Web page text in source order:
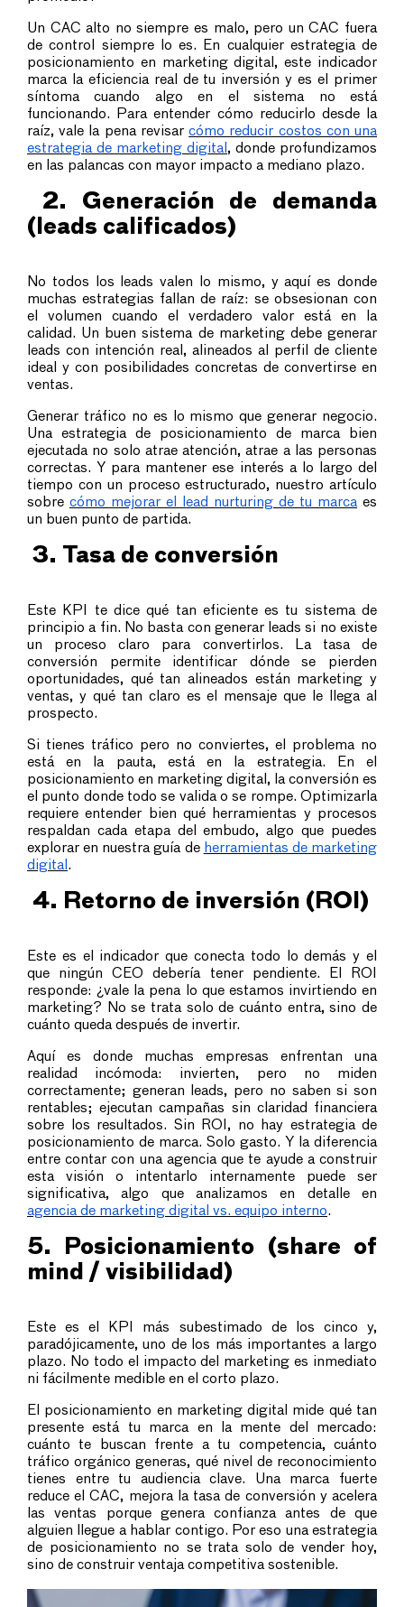
Un CAC alto no siempre es malo, pero un CAC fuera
de control siempre lo es. En cualquier estrategia de
posicionamiento en marketing digital, este indicador
marca la eficiencia real de tu inversión y es el primer
síntoma cuando algo en el sistema no está
funcionando. Para entender cómo reducirlo desde la
raíz, vale la pena revisar cómo reducir costos con una
estrategia de marketing digital, donde profundizamos
en las palancas con mayor impacto a mediano plazo.
2. Generación de demanda
(leads calificados)
No todos los leads valen lo mismo, y aquí es donde
muchas estrategias fallan de raíz: se obsesionan con
el volumen cuando el verdadero valor está en la
calidad. Un buen sistema de marketing debe generar
leads con intención real, alineados al perfil de cliente
ideal y con posibilidades concretas de convertirse en
ventas.
Generar tráfico no es lo mismo que generar negocio.
Una estrategia de posicionamiento de marca bien
ejecutada no solo atrae atención, atrae a las personas
correctas. Y para mantener ese interés a lo largo del
tiempo con un proceso estructurado, nuestro artículo
sobre cómo mejorar el lead nurturing de tu marcaes
un buen punto de partida.
3. Tasa de conversión
Este KPI te dice qué tan eficiente es tu sistema de
principio a fin. No basta con generar leads si no existe
un proceso claro para convertirlos. La tasa de
conversión permite identificar dónde se pierden
oportunidades, qué tan alineados están marketing y
ventas, y qué tan claro es el mensaje que le llega al
prospecto.
Si tienes tráfico pero no conviertes, el problema no
está en la pauta, está en la estrategia. En el
posicionamiento en marketing digital, la conversión es
el punto donde todo se valida o se rompe. Optimizarla
requiere entender bien qué herramientas y procesos
respaldan cada etapa del embudo, algo que puedes
explorar en nuestra guía de herramientas de marketing
digital.
4. Retorno de inversión (ROI)
Este es el indicador que conecta todo lo demás y el
que ningún CEO debería tener pendiente. El ROI
responde: ¿vale la pena lo que estamos invirtiendo en
marketing? No se trata solo de cuánto entra, sino de
cuánto queda después de invertir.
Aquí es donde muchas empresas enfrentan una
realidad incómoda: invierten, pero no miden
correctamente; generan leads, pero no saben si son
rentables; ejecutan campañas sin claridad financiera
sobre los resultados. Sin ROI, no hay estrategia de
posicionamiento de marca. Solo gasto. Y la diferencia
entre contar con una agencia que te ayude a construir
esta visión o intentarlo internamente puede ser
significativa, algo que analizamos en detalle en
agencia de marketing digital vs. equipo interno.
5. Posicionamiento (share of
mind / visibilidad)
Este es el KPI más subestimado de los cinco y,
paradójicamente, uno de los más importantes a largo
plazo. No todo el impacto del marketing es inmediato
ni fácilmente medible en el corto plazo.
El posicionamiento en marketing digital mide qué tan
presente está tu marca en la mente del mercado:
cuánto te buscan frente a tu competencia, cuánto
tráfico orgánico generas, qué nivel de reconocimiento
tienes entre tu audiencia clave. Una marca fuerte
reduce el CAC, mejora la tasa de conversión y acelera
las ventas porque genera confianza antes de que
alguien llegue a hablar contigo. Por eso una estrategia
de posicionamiento no se trata solo de vender hoy,
sino de construir ventaja competitiva sostenible.